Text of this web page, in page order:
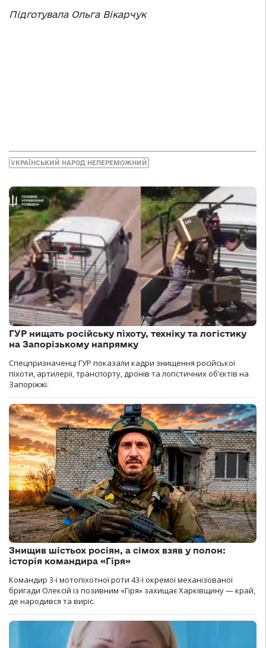
Підготувала Ольга Вікарчук
УКРАЇНСЬКИЙ НАРОД НЕПЕРЕМОЖНИЙ
ГУР нищать російську піхоту, техніку та логістику
на Запорізькому напрямку
Спецпризначенці ГУР показали кадри знищення російської
піхоти, артилерії, транспорту, дронів та логістичних об’єктів на
Запоріжжі.
Знищив шістьох росіян, а сімох взяв у полон:
історія командира «Гіря»
Командир 3-ї мотопіхотної роти 43-ї окремої механізованої
бригади Олексій із позивним «Гіря» захищає Харківщину — край,
де народився та виріс.